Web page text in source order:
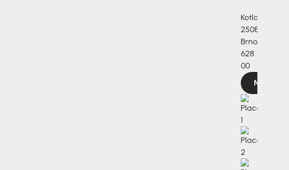
Kotlanova
2508/3a,
Brno,
628
00
Navigovat